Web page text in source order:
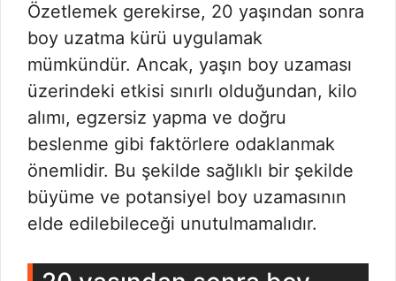
Özetlemek gerekirse, 20 yaşından sonra
boy uzatma kürü uygulamak
mümkündür. Ancak, yaşın boy uzaması
üzerindeki etkisi sınırlı olduğundan, kilo
alımı, egzersiz yapma ve doğru
beslenme gibi faktörlere odaklanmak
önemlidir. Bu şekilde sağlıklı bir şekilde
büyüme ve potansiyel boy uzamasının
elde edilebileceği unutulmamalıdır.